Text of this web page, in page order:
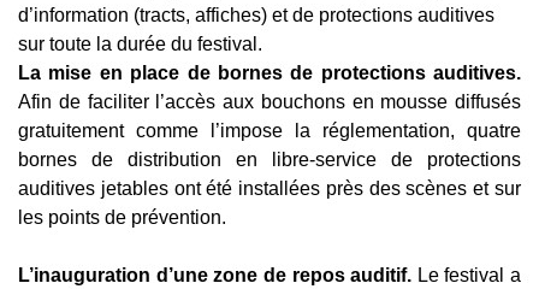
d’information (tracts, affiches) et de protections auditives
sur toute la durée du festival.
La mise en place de bornes de protections auditives.
Afin de faciliter l’accès aux bouchons en mousse diffusés
gratuitement comme l’impose la réglementation, quatre
bornes de distribution en libre-service de protections
auditives jetables ont été installées près des scènes et sur
les points de prévention.
L’inauguration d’une zone de repos auditif. Le festival a